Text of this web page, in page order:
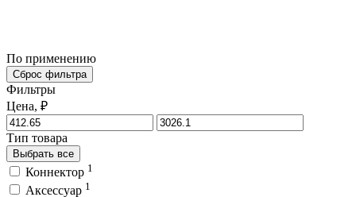
По применению
Сброс фильтра
Фильтры
Цена, ₽
Тип товара
Выбрать все
Коннектор 1
Аксессуар 1